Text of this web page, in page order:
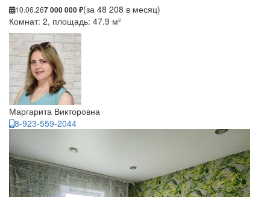
10.06.267 000 000 ₽(за 48 208 в месяц)
Комнат: 2, площадь: 47.9 м²
Маргарита Викторовна
8-923-559-2044